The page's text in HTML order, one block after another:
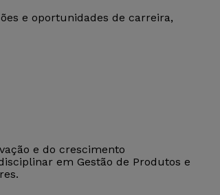
e oportunidades de carreira,
e do crescimento
em Gestão de Produtos e